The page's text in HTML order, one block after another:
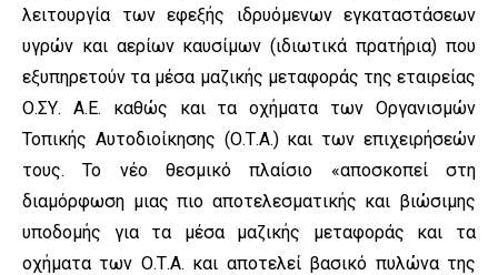
λειτουργία των εφεξής ιδρυόμενων εγκαταστάσεων
υγρών και αερίων καυσίμων (ιδιωτικά πρατήρια) που
εξυπηρετούν τα μέσα μαζικής μεταφοράς της εταιρείας
Ο.ΣΥ. Α.Ε. καθώς και τα οχήματα των Οργανισμών
Τοπικής Αυτοδιοίκησης (Ο.Τ.Α.) και των επιχειρήσεών
τους. Το νέο θεσμικό πλαίσιο «αποσκοπεί στη
διαμόρφωση μιας πιο αποτελεσματικής και βιώσιμης
υποδομής για τα μέσα μαζικής μεταφοράς και τα
οχήματα των Ο.Τ.Α. και αποτελεί βασικό πυλώνα της